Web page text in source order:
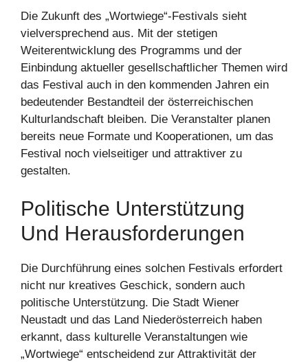
Die Zukunft des „Wortwiege“-Festivals sieht
vielversprechend aus. Mit der stetigen
Weiterentwicklung des Programms und der
Einbindung aktueller gesellschaftlicher Themen wird
das Festival auch in den kommenden Jahren ein
bedeutender Bestandteil der österreichischen
Kulturlandschaft bleiben. Die Veranstalter planen
bereits neue Formate und Kooperationen, um das
Festival noch vielseitiger und attraktiver zu
gestalten.
Politische Unterstützung
Und Herausforderungen
Die Durchführung eines solchen Festivals erfordert
nicht nur kreatives Geschick, sondern auch
politische Unterstützung. Die Stadt Wiener
Neustadt und das Land Niederösterreich haben
erkannt, dass kulturelle Veranstaltungen wie
„Wortwiege“ entscheidend zur Attraktivität der